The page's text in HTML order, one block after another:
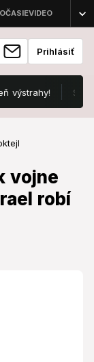
Prihlásiť
Slovo
vojne
robí
na